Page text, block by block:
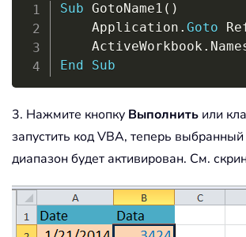
Sub GotoName1 ( )
	Application
. Goto
	ActiveWorkbook
.
End
Sub
3. Нажмите кнопку Выполнить или
запустить код VBA, теперь
диапазон будет активирован. См.